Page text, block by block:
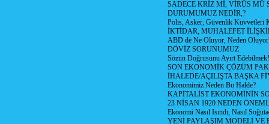
SADECE KRİZ Mİ, VİRÜS MÜ
DURUMUMUZ NEDİR,?
Polis, Asker, Güvenlik Kuvvetleri
İKTİDAR, MUHALEFET
ABD de Ne Oluyor, Neden
DÖVİZ SORUNUMUZ
Sözün Doğrusunu Ayırt Edebilmek!
SON EKONOMİK ÇÖZÜM
İHALEDE/AÇILIŞTA BAŞKA
Ekonomimiz Neden Bu Halde?
KAPİTALİST EKONOMİNİN
23 NİSAN 1920 NEDEN
Ekonomi Nasıl Isındı, Nasıl
YENİ PAYLAŞIM MODELİ VE